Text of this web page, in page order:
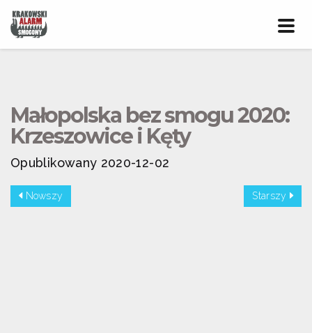
Małopolska bez smogu 2020:
Krzeszowice i Kęty
Opublikowany 2020-12-02
Nowszy Starszy